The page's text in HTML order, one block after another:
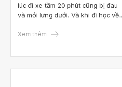
lúc đi xe tầm 20 phút cũng bị đau
và mỏi lưng dưới. Và khi đi học về
sĩ có những chuẩn đoán và lời
Xem thêm